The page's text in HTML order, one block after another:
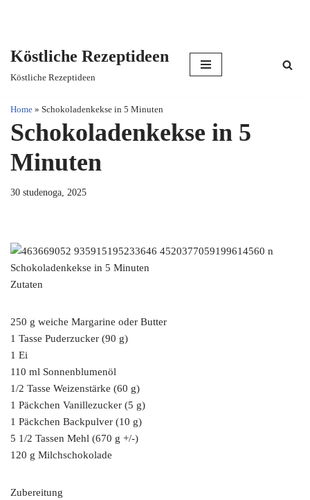
content
Köstliche Rezeptideen
Köstliche Rezeptideen
Home » Schokoladenkekse in 5 Minuten
Schokoladenkekse in 5
Minuten
30 studenoga, 2025
Schokoladenkekse in 5 Minuten
Zutaten
250 g weiche Margarine oder Butter
1 Tasse Puderzucker (90 g)
1 Ei
110 ml Sonnenblumenöl
1/2 Tasse Weizenstärke (60 g)
1 Päckchen Vanillezucker (5 g)
1 Päckchen Backpulver (10 g)
5 1/2 Tassen Mehl (670 g +/-)
120 g Milchschokolade
Zubereitung